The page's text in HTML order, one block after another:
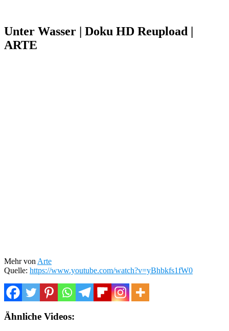
Unter Wasser | Doku HD Reupload |
ARTE
Mehr von Arte
Quelle: https://www.youtube.com/watch?v=yBhbkfs1fW0
Ähnliche Videos: